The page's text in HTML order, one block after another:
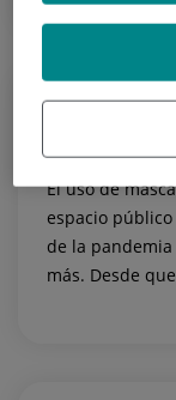
13 de octubre de
Uso de
El uso de
espacio
de la
más. Desde